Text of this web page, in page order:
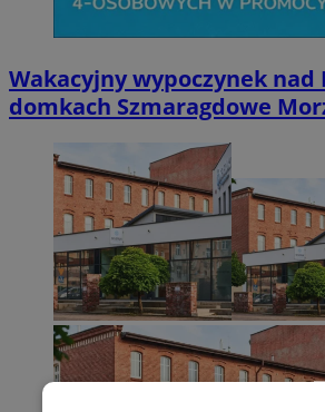
Wakacyjny wypoczynek nad
domkach Szmaragdowe